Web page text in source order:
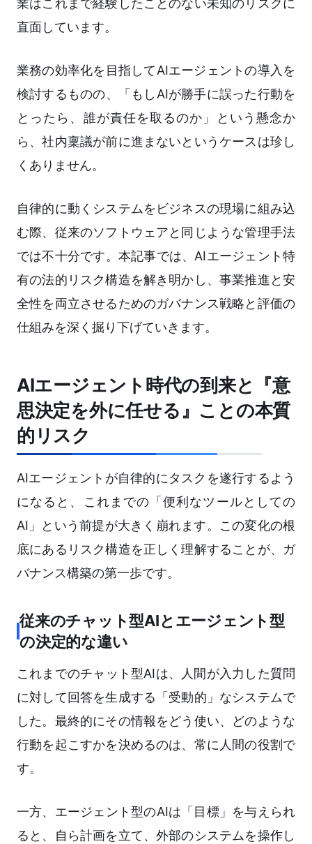
業はこれまで経験したことのない未知のリスクに
直面しています。
業務の効率化を目指してAIエージェントの導入を
検討するものの、「もしAIが勝手に誤った行動を
とったら、誰が責任を取るのか」という懸念か
ら、社内稟議が前に進まないというケースは珍し
くありません。
自律的に動くシステムをビジネスの現場に組み込
む際、従来のソフトウェアと同じような管理手法
では不十分です。本記事では、AIエージェント特
有の法的リスク構造を解き明かし、事業推進と安
全性を両立させるためのガバナンス戦略と評価の
仕組みを深く掘り下げていきます。
AIエージェント時代の到来と『意
思決定を外に任せる』ことの本質
的リスク
AIエージェントが自律的にタスクを遂行するよう
になると、これまでの「便利なツールとしての
AI」という前提が大きく崩れます。この変化の根
底にあるリスク構造を正しく理解することが、ガ
バナンス構築の第一歩です。
従来のチャット型AIとエージェント型
の決定的な違い
これまでのチャット型AIは、人間が入力した質問
に対して回答を生成する「受動的」なシステムで
した。最終的にその情報をどう使い、どのような
行動を起こすかを決めるのは、常に人間の役割で
す。
一方、エージェント型のAIは「目標」を与えられ
ると、自ら計画を立て、外部のシステムを操作し